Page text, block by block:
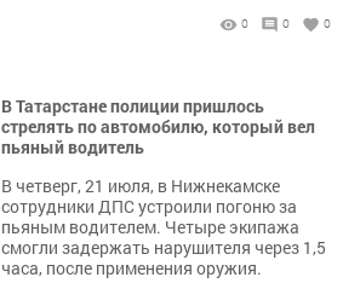
0 0 0
В Татарстане полиции пришлось
стрелять по автомобилю, который вел
пьяный водитель
В четверг, 21 июля, в Нижнекамске
сотрудники ДПС устроили погоню за
пьяным водителем. Четыре экипажа
смогли задержать нарушителя через 1,5
часа, после применения оружия.